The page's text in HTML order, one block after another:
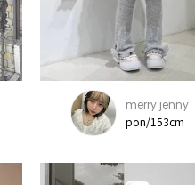
merry jenny
pon/153cm